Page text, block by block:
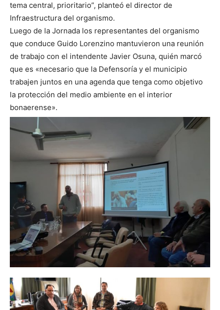
tema central, prioritario”, planteó el director de
Infraestructura del organismo.
Luego de la Jornada los representantes del organismo
que conduce Guido Lorenzino mantuvieron una reunión
de trabajo con el intendente Javier Osuna, quién marcó
que es «necesario que la Defensoría y el municipio
trabajen juntos en una agenda que tenga como objetivo
la protección del medio ambiente en el interior
bonaerense».